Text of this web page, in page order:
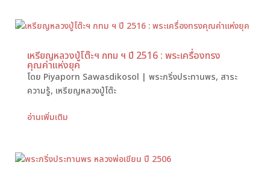
เหรียญหลวงปู่โต๊ะฯ กทม ฯ ปี 2516 : พระเครื่องทรง
คุณค่าแห่งยุค
โดย Piyaporn Sawasdikosol | พระกริ่งประทานพร, สาระ
ความรู้, เหรียญหลวงปู่โต๊ะ
อ่านเพิ่มเติม